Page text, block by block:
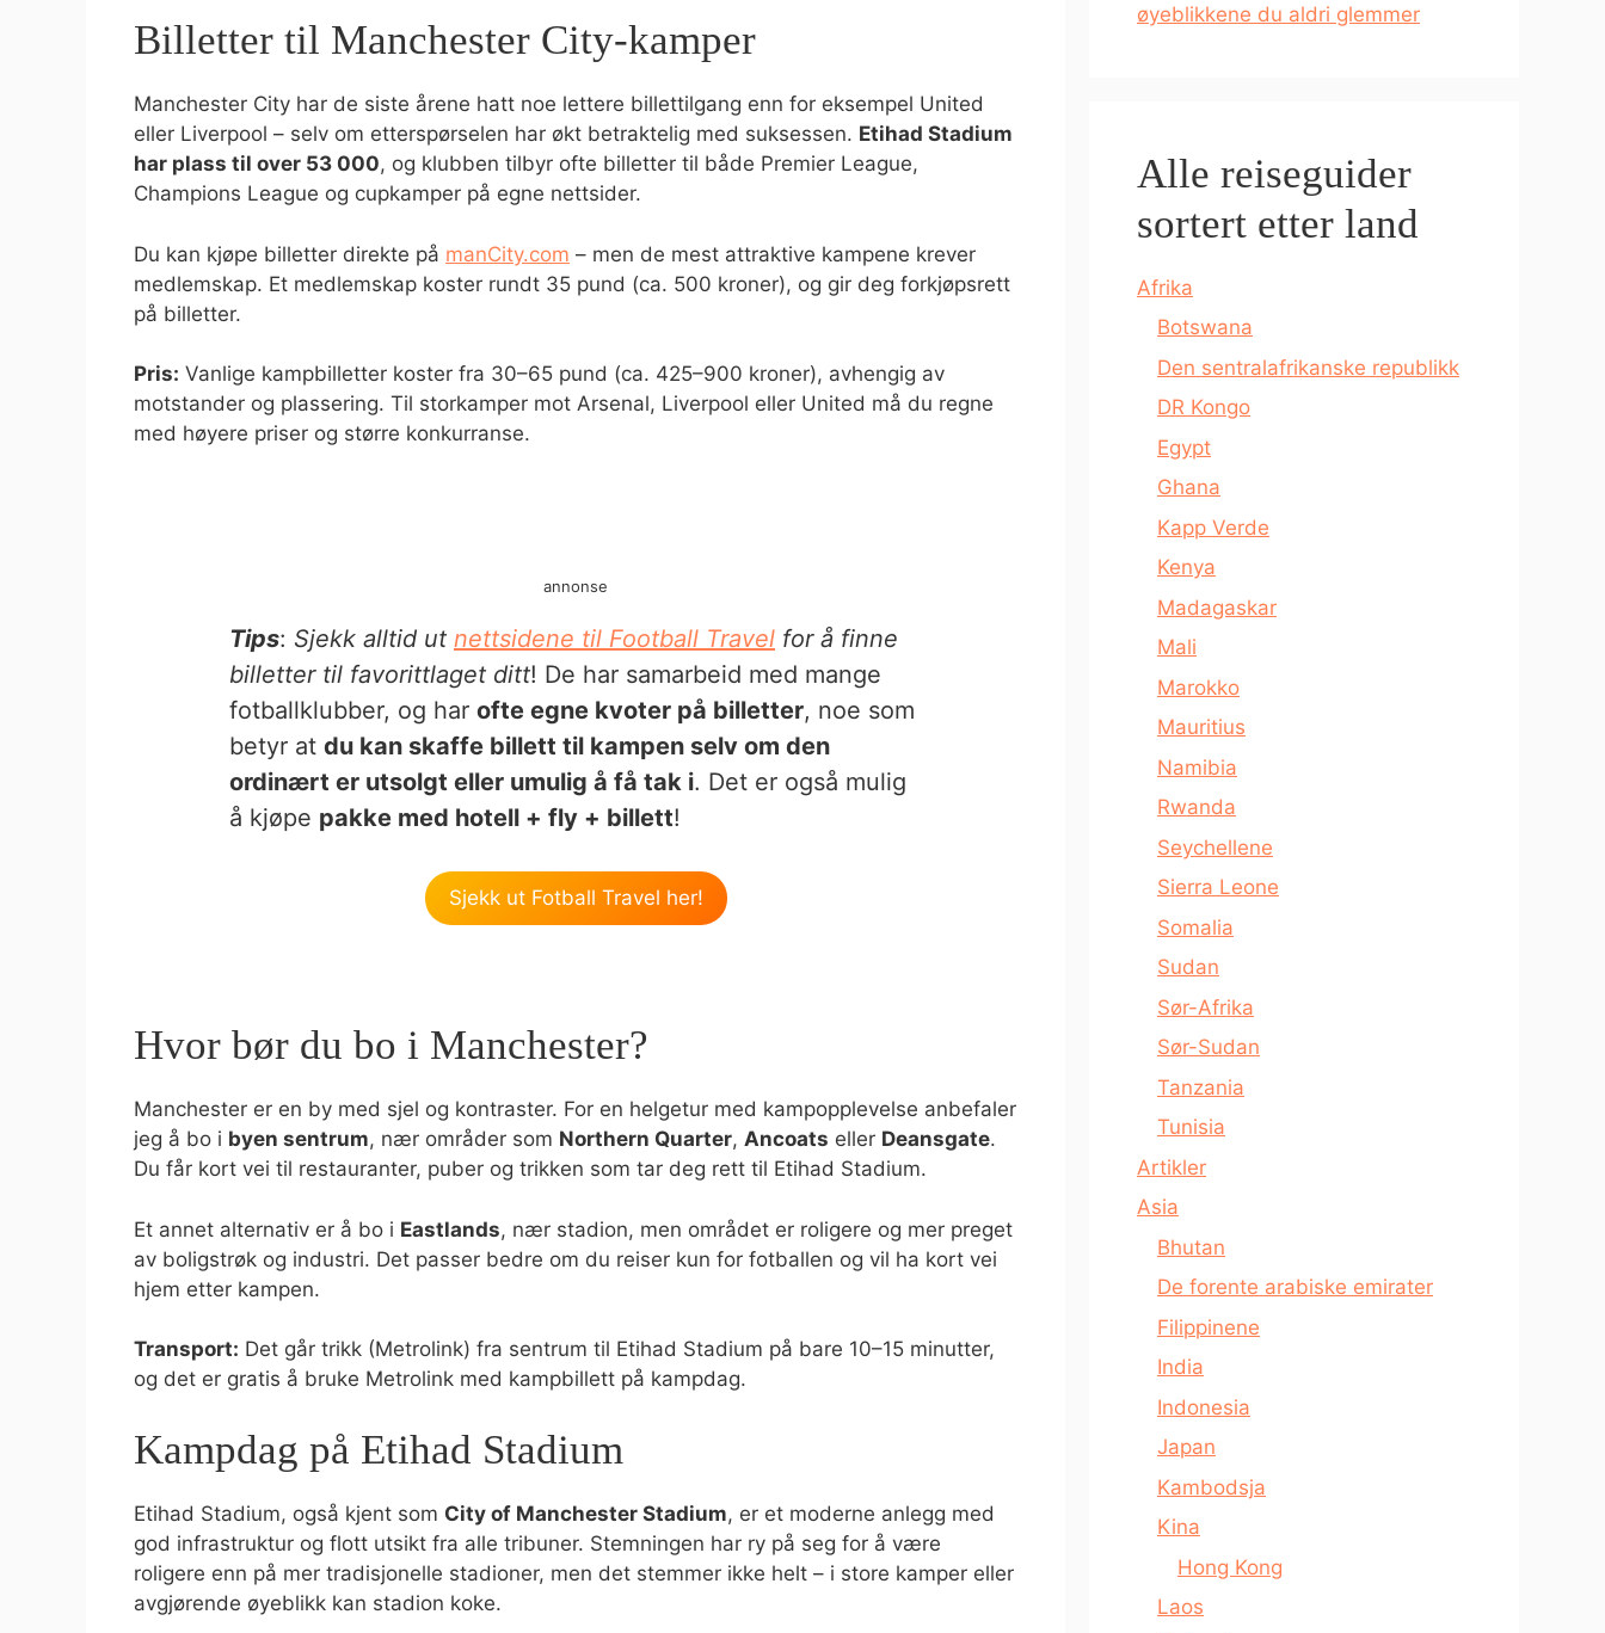
Billetter til Manchester City-kamper
Manchester City har de siste årene hatt noe lettere billettilgang enn for eksempel United
eller Liverpool – selv om etterspørselen har økt betraktelig med suksessen. Etihad Stadium
har plass til over 53 000, og klubben tilbyr ofte billetter til både Premier League,
Champions League og cupkamper på egne nettsider.
Du kan kjøpe billetter direkte på manCity.com – men de mest attraktive kampene krever
medlemskap. Et medlemskap koster rundt 35 pund (ca. 500 kroner), og gir deg forkjøpsrett
på billetter.
Pris: Vanlige kampbilletter koster fra 30–65 pund (ca. 425–900 kroner), avhengig av
motstander og plassering. Til storkamper mot Arsenal, Liverpool eller United må du regne
med høyere priser og større konkurranse.
annonse
Tips: Sjekk alltid ut nettsidene til Football Travel for å finne
billetter til favorittlaget ditt! De har samarbeid med mange
fotballklubber, og har ofte egne kvoter på billetter, noe som
betyr at du kan skaffe billett til kampen selv om den
ordinært er utsolgt eller umulig å få tak i. Det er også mulig
å kjøpe pakke med hotell + fly + billett!
Sjekk ut Fotball Travel her!
Hvor bør du bo i Manchester?
Manchester er en by med sjel og kontraster. For en helgetur med kampopplevelse anbefaler
jeg å bo i byen sentrum, nær områder som Northern Quarter, Ancoats eller Deansgate.
Du får kort vei til restauranter, puber og trikken som tar deg rett til Etihad Stadium.
Et annet alternativ er å bo i Eastlands, nær stadion, men området er roligere og mer preget
av boligstrøk og industri. Det passer bedre om du reiser kun for fotballen og vil ha kort vei
hjem etter kampen.
Transport: Det går trikk (Metrolink) fra sentrum til Etihad Stadium på bare 10–15 minutter,
og det er gratis å bruke Metrolink med kampbillett på kampdag.
Kampdag på Etihad Stadium
Etihad Stadium, også kjent som City of Manchester Stadium, er et moderne anlegg med
god infrastruktur og flott utsikt fra alle tribuner. Stemningen har ry på seg for å være
roligere enn på mer tradisjonelle stadioner, men det stemmer ikke helt – i store kamper eller
avgjørende øyeblikk kan stadion koke.
øyeblikkene du aldri glemmer
Alle reiseguider
sortert etter land
Afrika
Botswana
Den sentralafrikanske republikk
DR Kongo
Egypt
Ghana
Kapp Verde
Kenya
Madagaskar
Mali
Marokko
Mauritius
Namibia
Rwanda
Seychellene
Sierra Leone
Somalia
Sudan
Sør-Afrika
Sør-Sudan
Tanzania
Tunisia
Artikler
Asia
Bhutan
De forente arabiske emirater
Filippinene
India
Indonesia
Japan
Kambodsja
Kina
Hong Kong
Laos